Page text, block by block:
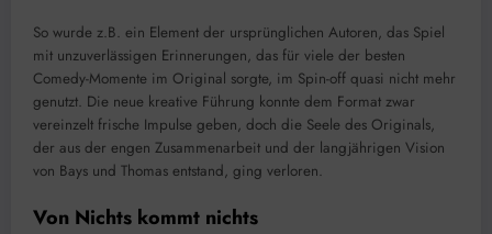
So wurde z.B. ein Element der ursprünglichen Autoren, das Spiel
mit unzuverlässigen Erinnerungen, das für viele der besten
Comedy-Momente im Original sorgte, im Spin-off quasi nicht mehr
genutzt. Die neue kreative Führung konnte dem Format zwar
vereinzelt frische Impulse geben, doch die Seele des Originals,
der aus der engen Zusammenarbeit und der langjährigen Vision
von Bays und Thomas entstand, ging verloren.
Von Nichts kommt nichts